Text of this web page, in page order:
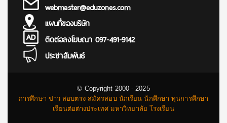
webmaster@eduzones.com
แผนที่ของบริษัท
ติดต่อลงโฆษณา 097-491-9142
ประชาสัมพันธ์
© Copyright 2000 - 2025
การศึกษา ข่าว สอบตรง สมัครสอบ นักเรียน นักศึกษา ทุนการศึกษา
เรียนต่อต่างประเทศ มหาวิทยาลัย โรงเรียน